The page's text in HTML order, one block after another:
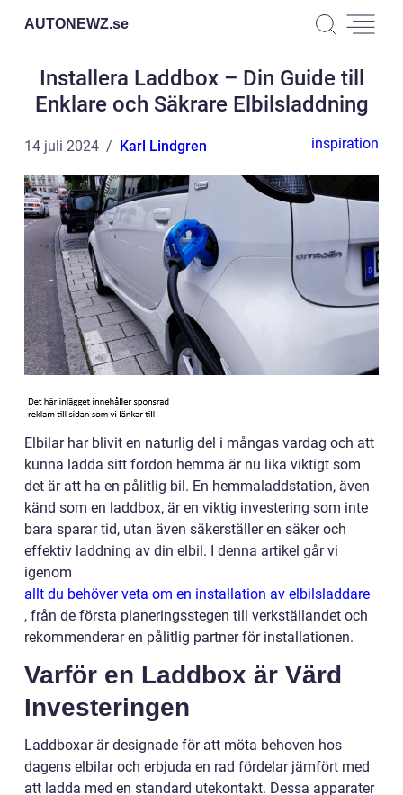
AUTONEWZ.se
Installera Laddbox – Din Guide till
Enklare och Säkrare Elbilsladdning
14 juli 2024 Karl Lindgren inspiration
Elbilar har blivit en naturlig del i mångas vardag och att
kunna ladda sitt fordon hemma är nu lika viktigt som
det är att ha en pålitlig bil. En hemmaladdstation, även
känd som en laddbox, är en viktig investering som inte
bara sparar tid, utan även säkerställer en säker och
effektiv laddning av din elbil. I denna artikel går vi
igenom
allt du behöver veta om en installation av elbilsladdare
, från de första planeringsstegen till verkställandet och
rekommenderar en pålitlig partner för installationen.
Varför en Laddbox är Värd
Investeringen
Laddboxar är designade för att möta behoven hos
dagens elbilar och erbjuda en rad fördelar jämfört med
att ladda med en standard utekontakt. Dessa apparater